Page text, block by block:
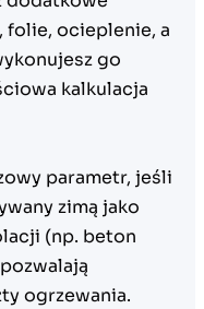
folie, ocieplenie, a
go
kalkulacja
parametr, jeśli
zimą jako
(np. beton
ogrzewania.